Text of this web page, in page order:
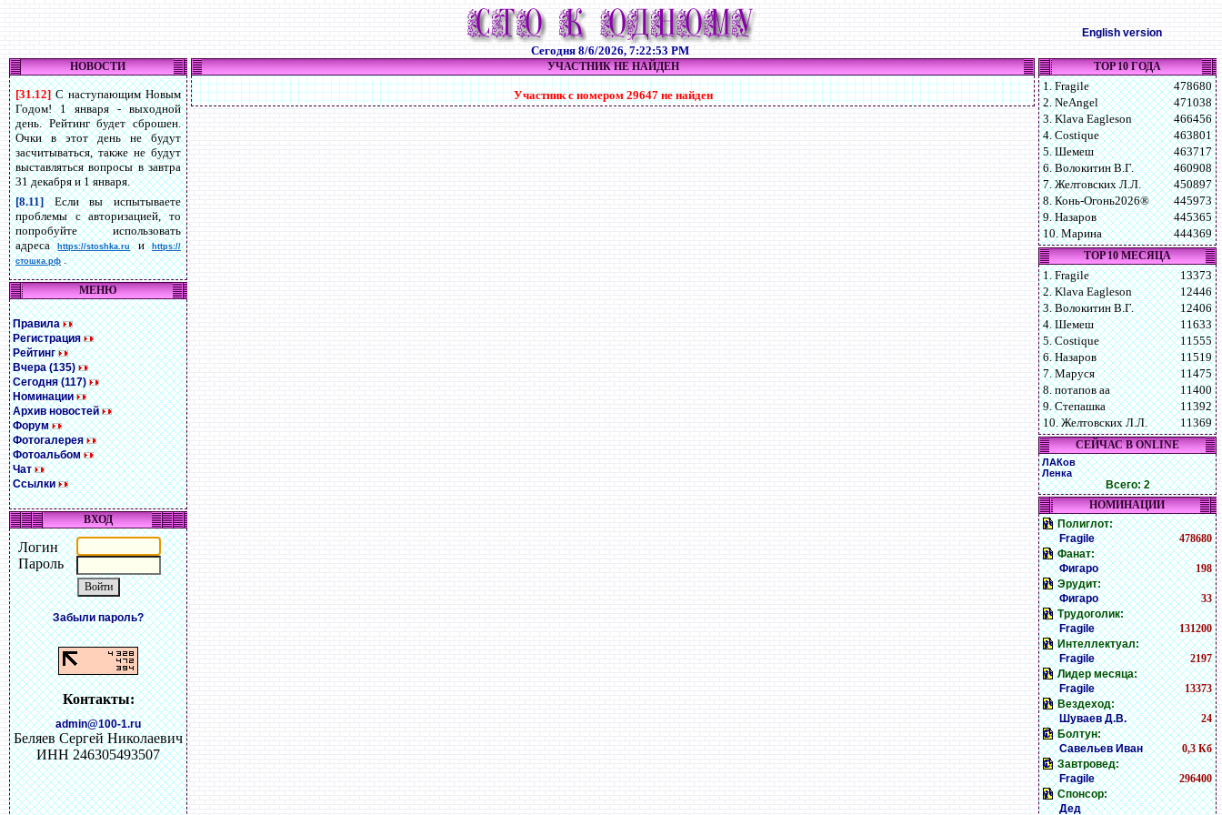
Сегодня 8/6/2026, 7:22:53 PM
English version
НОВОСТИ
[31.12]С наступающим Новым
Годом! 1 января - выходной
день. Рейтинг будет сброшен.
Очки в этот день не будут
засчитываться, также не будут
выставляться вопросы в завтра
31 декабря и 1 января.
[8.11]Если вы испытываете
проблемы с авторизацией, то
попробуйте использовать
адресаhttps://stoshka.ruиhttps://
стошка.рф.
МЕНЮ
Правила
Регистрация
Рейтинг
Вчера (135)
Сегодня (117)
Номинации
Архив новостей
Форум
Фотогалерея
Фотоальбом
Чат
Ссылки
ВХОД
Логин
Пароль
Забыли пароль?
Контакты:
admin@100-1.ru
Беляев Сергей Николаевич
ИНН 246305493507
УЧАСТНИК НЕ НАЙДЕН
Участник с номером 29647 не найден
TOP 10 ГОДА
1. Fragile
478680
2. NeAngel
471038
3. Klava Eagleson
466456
4. Costique
463801
5. Шемеш
463717
6. Волокитин В.Г.
460908
7. Желтовских Л.Л.
450897
8. Конь-Огонь2026®
445973
9. Назаров
445365
10. Марина
444369
TOP 10 МЕСЯЦА
1. Fragile
13373
2. Klava Eagleson
12446
3. Волокитин В.Г.
12406
4. Шемеш
11633
5. Costique
11555
6. Назаров
11519
7. Маруся
11475
8. потапов аа
11400
9. Степашка
11392
10. Желтовских Л.Л.
11369
СЕЙЧАС В ONLINE
ЛАКов
Ленка
Всего: 2
НОМИНАЦИИ
Полиглот:
Fragile
478680
Фанат:
Фигаро
198
Эрудит:
Фигаро
33
Трудоголик:
Fragile
131200
Интеллектуал:
Fragile
2197
Лидер месяца:
Fragile
13373
Вездеход:
Шуваев Д.В.
24
Болтун:
Савельев Иван
0,3 Кб
Завтровед:
Fragile
296400
Спонсор:
Дед